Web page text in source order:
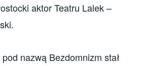
aktor Teatru Lalek –
nazwą Bezdomnizm stał